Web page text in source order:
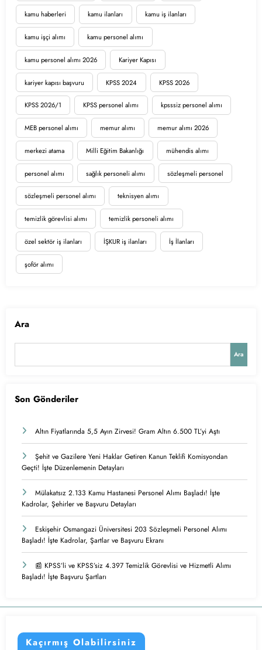
kamu haberleri kamu ilanları kamu iş ilanları
kamu işçi alımı kamu personel alımı
kamu personel alımı 2026 Kariyer Kapısı
kariyer kapısı başvuru KPSS 2024 KPSS 2026
KPSS 2026/1 KPSS personel alımı kpsssiz personel alımı
MEB personel alımı memur alımı memur alımı 2026
merkezi atama Milli Eğitim Bakanlığı mühendis alımı
personel alımı sağlık personeli alımı sözleşmeli personel
sözleşmeli personel alımı teknisyen alımı
temizlik görevlisi alımı temizlik personeli alımı
özel sektör iş ilanları İŞKUR iş ilanları İş İlanları
şoför alımı
Ara
Ara
Son Gönderiler
Altın Fiyatlarında 5,5 Ayın Zirvesi! Gram Altın 6.500 TL’yi Aştı
Şehit ve Gazilere Yeni Haklar Getiren Kanun Teklifi Komisyondan
Geçti! İşte Düzenlemenin Detayları
Mülakatsız 2.133 Kamu Hastanesi Personel Alımı Başladı! İşte
Kadrolar, Şehirler ve Başvuru Detayları
Eskişehir Osmangazi Üniversitesi 203 Sözleşmeli Personel Alımı
Başladı! İşte Kadrolar, Şartlar ve Başvuru Ekranı
📰 KPSS’li ve KPSS’siz 4.397 Temizlik Görevlisi ve Hizmetli Alımı
Başladı! İşte Başvuru Şartları
Kaçırmış Olabilirsiniz